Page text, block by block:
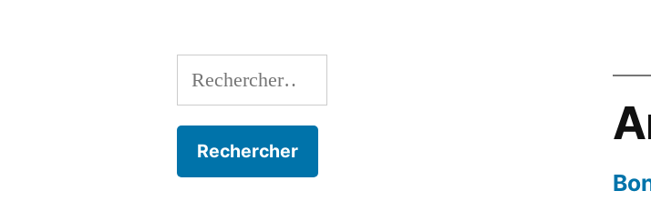
Rechercher :